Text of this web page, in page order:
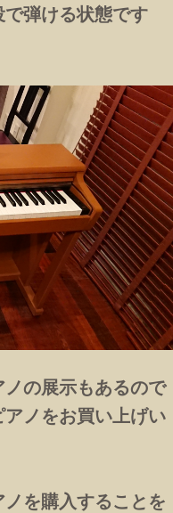
弾ける状態です
の展示もあるので
ノをお買い上げい
を購入することを